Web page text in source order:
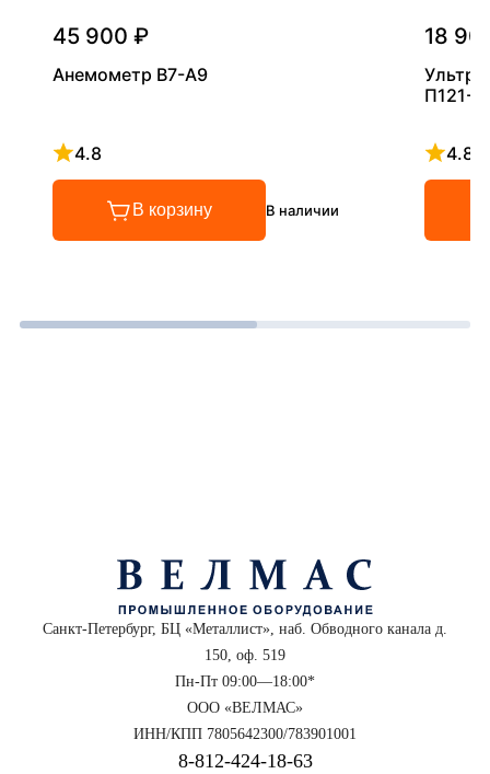
45 900 ₽
Анемометр В7-А9
4.8
Рейтинг 4.8 из 5
В корзину В наличии
18
П121-
4.8
Санкт-Петербург, БЦ «Металлист», наб. Обводного канала д.
150, оф. 519
Пн-Пт 09:00—18:00*
ООО «ВЕЛМАС»
ИНН/КПП 7805642300/783901001
8‑812‑424‑18‑63